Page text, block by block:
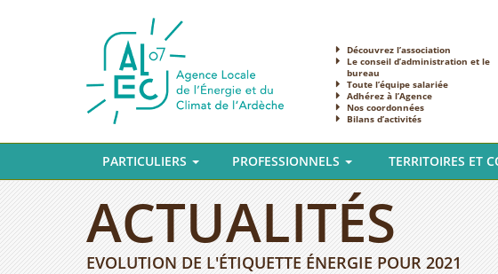
Découvrez l’association
Le conseil d’administration et le
bureau
Toute l’équipe salariée
Adhérez à l’Agence
Nos coordonnées
Bilans d’activités
PARTICULIERS PROFESSIONNELS TERRITOIRES ET
ACTUALITÉS
EVOLUTION DE L'ÉTIQUETTE ÉNERGIE POUR 2021